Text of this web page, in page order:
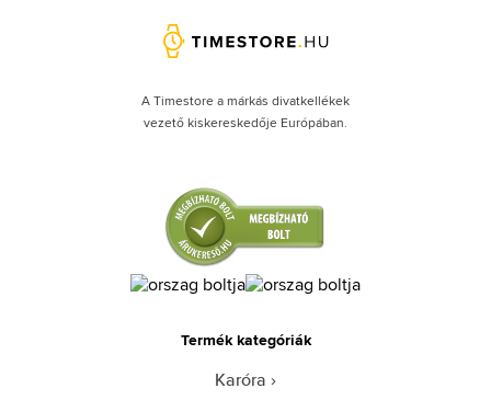
A Timestore a márkás divatkellékek
vezető kiskereskedője Európában.
Termék kategóriák
Karóra